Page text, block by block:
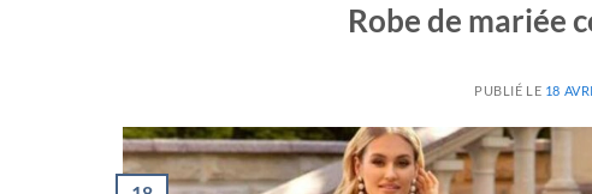
Robe de mariée
PUBLIÉ LE 18